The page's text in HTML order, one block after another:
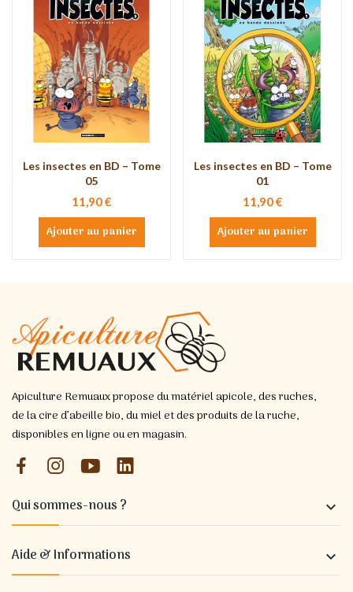
Les insectes en BD – Tome
05
11,90 €
Ajouter au panier
Les insectes en BD – Tome
01
11,90 €
Ajouter au panier
Apiculture Remuaux propose du matériel apicole, des ruches,
de la cire d’abeille bio, du miel et des produits de la ruche,
disponibles en ligne ou en magasin.
Qui sommes-nous ? 
Aide & Informations 